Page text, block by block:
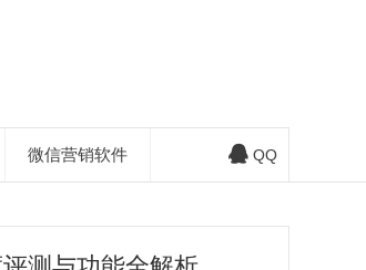
微信营销软件 QQ